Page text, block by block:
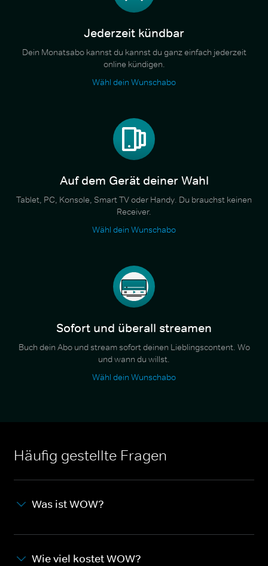
Jederzeit kündbar
Dein Monatsabo kannst du kannst du ganz einfach jederzeit
online kündigen.
Wähl dein Wunschabo
Auf dem Gerät deiner Wahl
Tablet, PC, Konsole, Smart TV oder Handy. Du brauchst keinen
Receiver.
Wähl dein Wunschabo
Sofort und überall streamen
Buch dein Abo und stream sofort deinen Lieblingscontent. Wo
und wann du willst.
Wähl dein Wunschabo
Häufig gestellte Fragen
Was ist WOW?
Wie viel kostet WOW?